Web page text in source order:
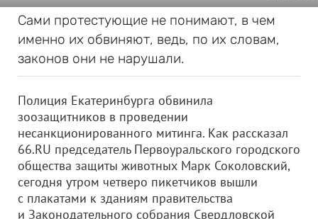
Сами протестующие не понимают, в чем
именно их обвиняют, ведь, по их словам,
законов они не нарушали.
Полиция Екатеринбурга обвинила
зоозащитников в проведении
несанкционированного митинга. Как рассказал
66.RU председатель Первоуральского городского
общества защиты животных Марк Соколовский,
сегодня утром четверо пикетчиков вышли
с плакатами к зданиям правительства
и Законодательного собрания Свердловской